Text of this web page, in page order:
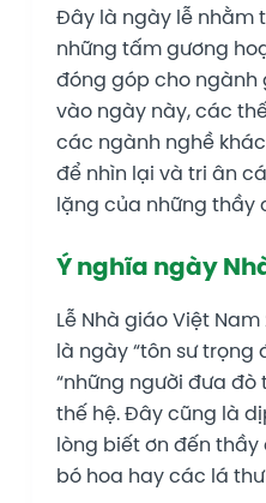
Đây là ngày lễ nhằm
những tấm gương
đóng góp cho ngành
vào ngày này, các
các ngành nghề
để nhìn lại và tri ân
lặng của những thầy
Ý nghĩa ngày
Lễ Nhà giáo Việt
là ngày “tôn sư trọng
“những người đưa
thế hệ. Đây cũng là
lòng biết ơn đến
bó hoa hay các lá